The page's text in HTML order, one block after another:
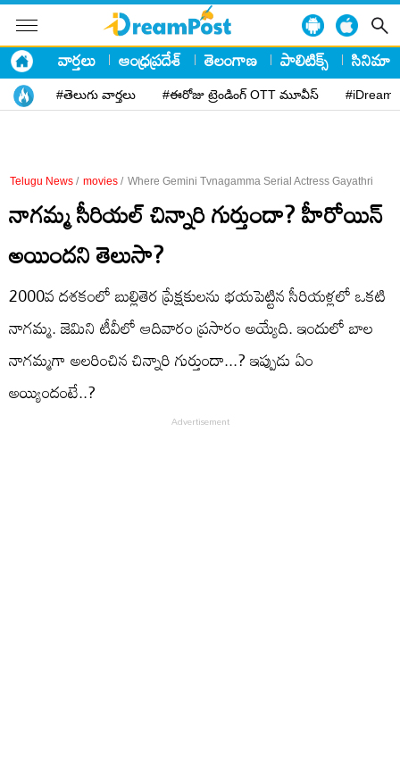
వార్తలు ఆంధ్రప్రదేశ్ తెలంగాణ పాలిటిక్స్ సినిమా
#తెలుగు వార్తలు #ఈరోజు ట్రెండింగ్ OTT మూవీస్
Telugu News / movies / Where Gemini Tvnagamma Serial Actress Gayathri
నాగమ్మ సీరియల్ చిన్నారి గుర్తుందా? హీరోయిన్
అయిందని తెలుసా?
2000వ దశకంలో బుల్లితెర ప్రేక్షకులను భయపెట్టిన సీరియళ్లలో ఒకటి
నాగమ్మ. జెమిని టీవీలో ఆదివారం ప్రసారం అయ్యేది. ఇందులో బాల
నాగమ్మగా అలరించిన చిన్నారి గుర్తుందా...? ఇప్పుడు ఏం
అయ్యిందంటే..?